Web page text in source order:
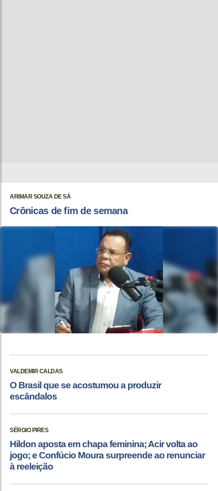
ARIMAR SOUZA DE SÁ
Crônicas de fim de semana
VALDEMIR CALDAS
O Brasil que se acostumou a produzir
escândalos
SÉRGIO PIRES
Hildon aposta em chapa feminina; Acir volta ao
jogo; e Confúcio Moura surpreende ao renunciar
à reeleição